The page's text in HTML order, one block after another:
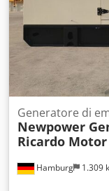
Dimensioni
Serbatoio gasolio:
5.1 50% carico l/h
insonorizzazione
aggiuntivi;
Hamburg 1.309
Generatore di
Newpower
Ricardo